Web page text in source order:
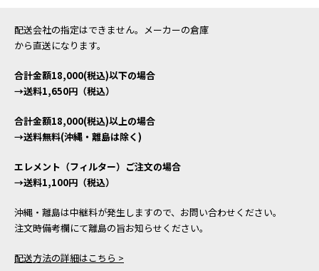
配送会社の指定はできません。メーカーの倉庫
から直送になります。
合計金額18,000(税込)以下の場合
→送料1,650円（税込）
合計金額18,000(税込)以上の場合
→送料無料(沖縄・離島は除く)
エレメント（フィルター）ご注文の場合
→送料1,100円（税込）
沖縄・離島は中継料が発生しますので、お問い合わせください。
注文時備考欄にて離島の旨お知らせください。
配送方法の詳細はこちら >